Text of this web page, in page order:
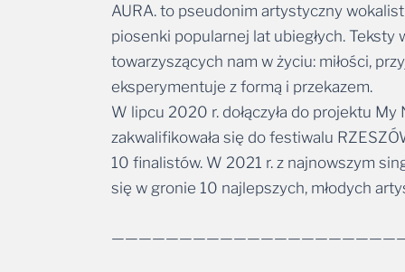
AURA. to pseudonim artystyczny
piosenki popularnej lat ubiegłych.
towarzyszących nam w życiu: miłości,
eksperymentuje z formą i przekazem.
W lipcu 2020 r. dołączyła do projektu
zakwalifikowała się do festiwalu
10 finalistów. W 2021 r. z najnowszym
się w gronie 10 najlepszych, młodych